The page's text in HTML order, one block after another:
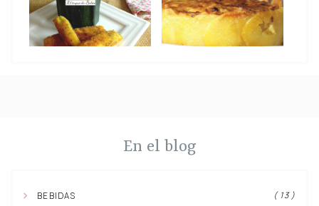
En el blog
BEBIDAS ( 13 )